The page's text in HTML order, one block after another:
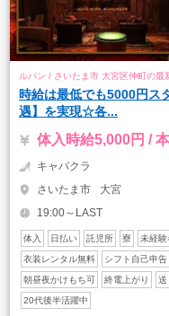
ルパン / さいたま市 大宮区仲町の最
時給は最低でも5000円ス
遇】を実現☆各...
体入時給5,000円 /
キャバクラ
さいたま市
大宮
19:00～LAST
体入 日払い 託児所 寮 未経験
衣装レンタル無料 シフト自己申告
朝昼夜かけもち可 終電上がり 送
20代後半活躍中